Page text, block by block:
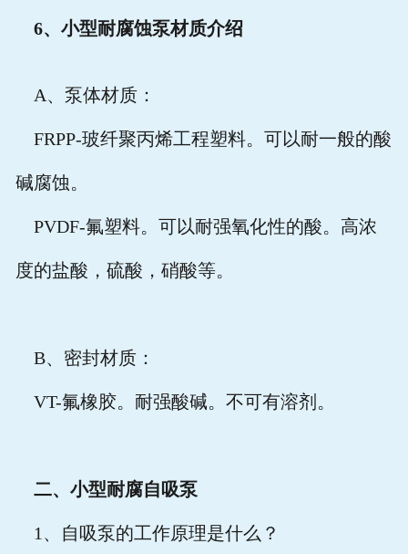
6、小型耐腐蚀泵材质介绍
A、泵体材质：
FRPP-玻纤聚丙烯工程塑料。可以耐一般的酸
碱腐蚀。
PVDF-氟塑料。可以耐强氧化性的酸。高浓
度的盐酸，硫酸，硝酸等。
B、密封材质：
VT-氟橡胶。耐强酸碱。不可有溶剂。
二、小型耐腐自吸泵
1 、自吸泵的工作原理是什么？